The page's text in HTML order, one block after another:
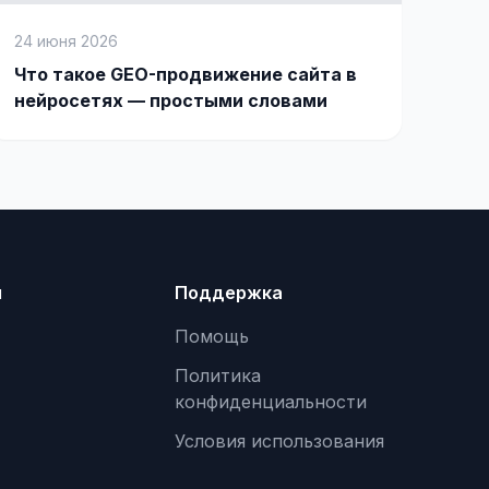
24 июня 2026
Что такое GEO-продвижение сайта в
нейросетях — простыми словами
Поддержка
Помощь
Политика
конфиденциальности
Условия использования